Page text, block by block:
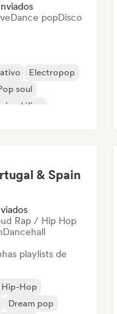
Dance popDisco
Electropop
soul
& Spain
Rap / Hip Hop
Dancehall
playlists de
Hop
Dream pop